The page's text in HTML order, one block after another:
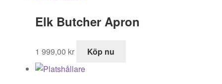
Elk Butcher Apron
1 999,00 kr Köp nu